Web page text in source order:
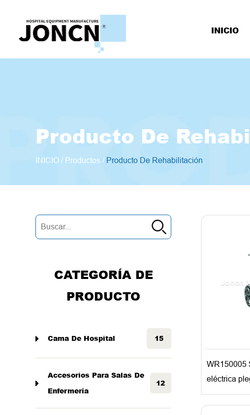
INICIO
Producto De
INICIO / Productos / Producto De Rehabilitación
CATEGORÍA DE
PRODUCTO
Cama De Hospital 15
Accesorios Para Salas De
Enfermería
12
WR150005
eléctrica